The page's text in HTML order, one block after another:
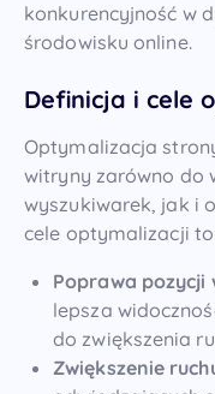
konkurencyjność w
środowisku online.
Definicja i cele
Optymalizacja
witryny zarówno do
wyszukiwarek, jak i
cele optymalizacji
Poprawa pozycji
lepsza
do zwiększenia
Zwiększenie